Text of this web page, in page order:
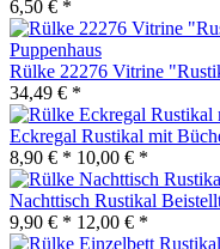
6,50 € *
Rülke 22276 Vitrine
34,49 € *
Eckregal Rustikal mit
8,90 € * 10,00 € *
Nachttisch Rustikal
9,90 € * 12,00 € *